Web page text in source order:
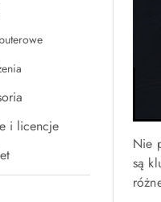
i licencje
Nie
są